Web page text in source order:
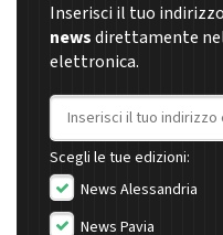
Inserisci il tuo
newsdirettamente
elettronica.
Indirizzo email
Scegli le tue edizioni:
News Alessandria
News Pavia